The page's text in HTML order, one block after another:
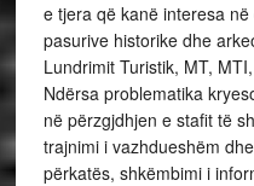
e tjera që kanë interesa
pasurive historike dhe
Lundrimit Turistik, MT,
Ndërsa problematika
në përzgjdhjen e stafit të
trajnimi i vazhdueshëm
përkatës, shkëmbimi i